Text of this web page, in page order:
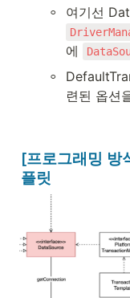
◦
에
◦
련된 옵션
[프로그래밍 방
플릿